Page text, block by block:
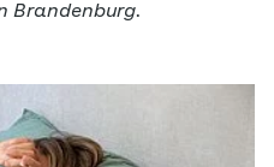
Brandenburg.